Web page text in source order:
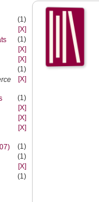
(1)
[X]
(1)
[X]
[X]
(1)
[X]
(1)
[X]
[X]
[X]
(1)
(1)
[X]
(1)